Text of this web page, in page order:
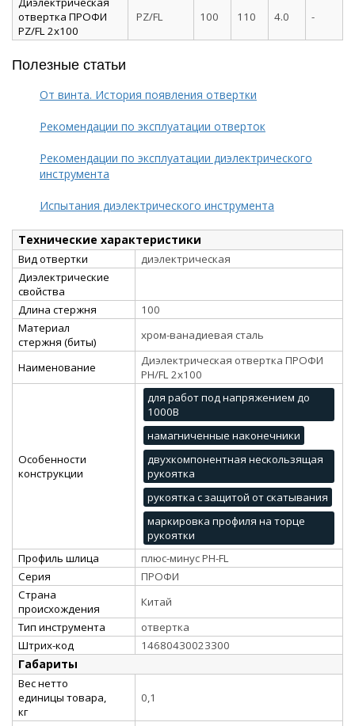
отвертка ПРОФИ
PZ/FL 2х100
PZ/FL 100 110 4.0 -
Полезные статьи
От винта. История появления отвертки
Рекомендации по эксплуатации отверток
Рекомендации по эксплуатации диэлектрического
инструмента
Испытания диэлектрического инструмента
Технические характеристики
Вид отвертки
диэлектрическая
Диэлектрические
свойства
Длина стержня
100
Материал
стержня (биты)
хром-ванадиевая сталь
Наименование
Диэлектрическая отвертка ПРОФИ
PH/FL 2х100
Особенности
конструкции
для работ под напряжением до
1000В
намагниченные наконечники
двухкомпонентная нескользящая
рукоятка
рукоятка с защитой от скатывания
маркировка профиля на торце
рукоятки
Профиль шлица
плюс-минус PH-FL
Серия
ПРОФИ
Страна
происхождения
Китай
Тип инструмента
отвертка
Штрих-код
14680430023300
Габариты
Вес нетто
единицы товара,
кг
0,1